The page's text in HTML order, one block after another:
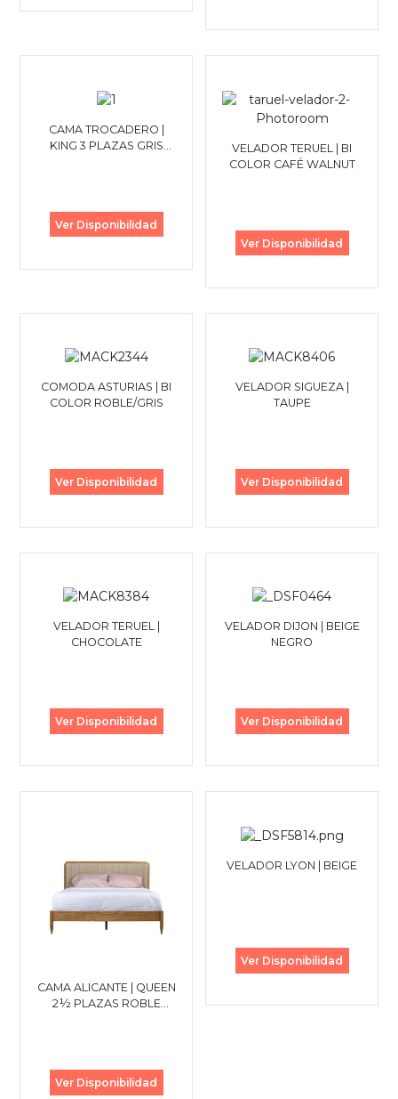
CAMA TROCADERO |
KING 3 PLAZAS GRIS
Ver Disponibilidad
VELADOR TERUEL | BI
COLOR CAFÉ WALNUT
Ver Disponibilidad
COMODA ASTURIAS | BI
COLOR ROBLE/GRIS
Ver Disponibilidad
VELADOR SIGUEZA |
TAUPE
Ver Disponibilidad
VELADOR TERUEL |
CHOCOLATE
Ver Disponibilidad
VELADOR DIJON | BEIGE
NEGRO
Ver Disponibilidad
CAMA ALICANTE | QUEEN
2½ PLAZAS ROBLE
Ver Disponibilidad
VELADOR LYON | BEIGE
Ver Disponibilidad